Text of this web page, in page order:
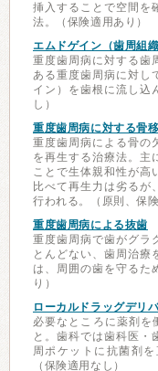
挿入することで空間を
法。（保険適用あり）
エムドゲイン（歯周組
重度歯周病に対する歯
ある重度歯周病に対し
イン）を歯根に流し込
し）
重度歯周病に対する骨
重度歯周病による骨の
を再生する治療法。主
ことで生体親和性が高
比べて再生力は劣るが
行われる。（原則、保
重度歯周病による抜歯
重度歯周病で歯がグラ
とんどない、歯周治療
は、周囲の歯を守るた
り）
ローカルドラッグデリ
必要なところに薬剤を
と。歯科では歯科医・
周ポケットに抗菌剤
（保険適用なし）